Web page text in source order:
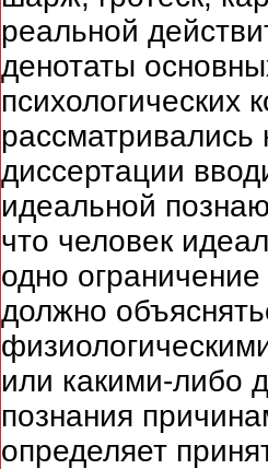
реальной
денотаты
психологических
диссертации
идеальной
что человек
одно
должно
или какими-либо
познания
определяет